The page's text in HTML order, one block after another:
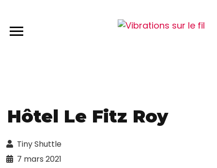
Hôtel Le Fitz Roy
Tiny Shuttle
7 mars 2021